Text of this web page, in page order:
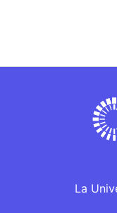
La